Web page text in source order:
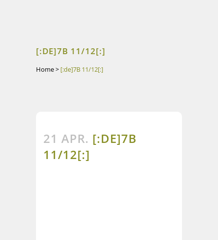
[:DE]7B 11/12[:]
Home> [:de]7B 11/12[:]
21 APR. [:DE]7B
11/12[:]